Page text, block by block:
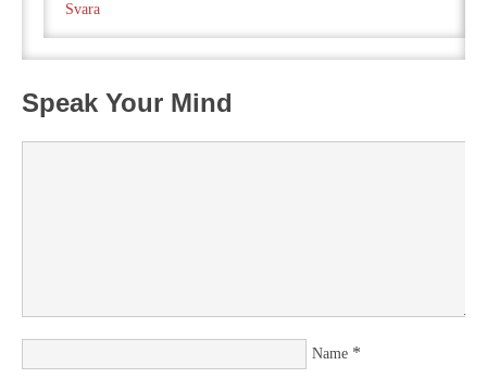
Svara
Speak Your Mind
Name *